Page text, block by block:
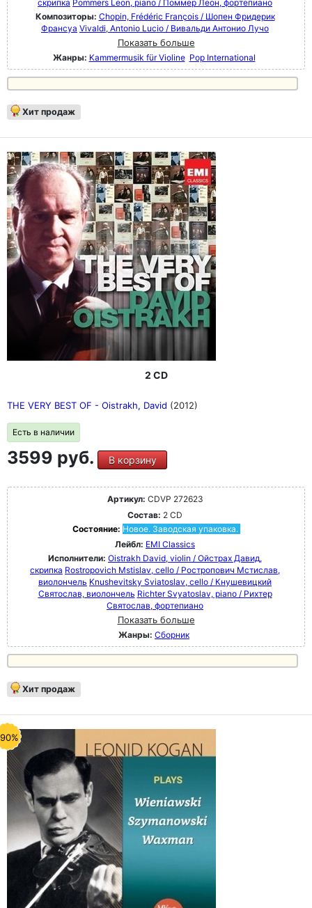
скрипка Pommers Leon, piano / Поммер Леон, фортепиано
Композиторы: Chopin, Frédéric François / Шопен Фридерик
Франсуа Vivaldi, Antonio Lucio / Вивальди Антонио Лучо
Показать больше
Жанры: Kammermusik für Violine Pop International
Хит продаж
2 CD
THE VERY BEST OF - Oistrakh, David (2012)
Есть в наличии
3599 руб. В корзину
Артикул: CDVP 272623
Состав: 2 CD
Состояние: Новое. Заводская упаковка.
Лейбл: EMI Classics
Исполнители: Oistrakh David, violin / Ойстрах Давид,
скрипка Rostropovich Mstislav, cello / Ростропович Мстислав,
виолончель Knushevitsky Sviatoslav, cello / Кнушевицкий
Святослав, виолончель Richter Svyatoslav, piano / Рихтер
Святослав, фортепиано
Показать больше
Жанры: Сборник
Хит продаж